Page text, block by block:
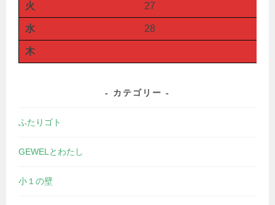
火 27
水 28
木
カテゴリー
ふたりゴト
GEWELとわたし
小１の壁